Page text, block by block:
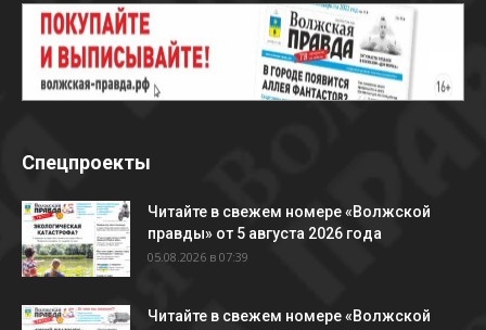
Спецпроекты
Читайте в свежем номере «Волжской
правды» от 5 августа 2026 года
05.08.2026 в 07:39
Читайте в свежем номере «Волжской